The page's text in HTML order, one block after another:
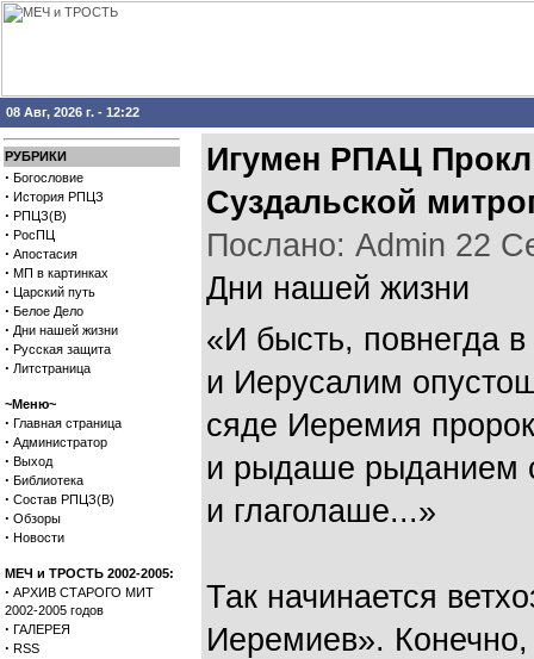
08 Авг, 2026 г. - 12:22
РУБРИКИ
· Богословие
· История РПЦЗ
· РПЦЗ(В)
· РосПЦ
· Апостасия
· МП в картинках
· Царский путь
· Белое Дело
· Дни нашей жизни
· Русская защита
· Литстраница
~Меню~
· Главная страница
· Администратор
· Выход
· Библиотека
· Состав РПЦЗ(В)
· Обзоры
· Новости
МЕЧ и ТРОСТЬ 2002-2005:
· АРХИВ СТАРОГО МИТ
2002-2005 годов
· ГАЛЕРЕЯ
· RSS
Игумен РПАЦ
Суздальской
Послано: Admin 22
Дни нашей жизни
«И бысть, повнегда
и Иерусалим
сяде Иеремия
и рыдаше рыданием
и глаголаше...»
Так начинается
Иеремиев».